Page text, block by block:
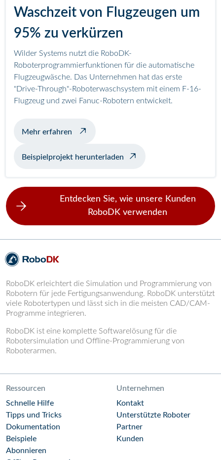
Waschzeit von Flugzeugen um
95% zu verkürzen
Wilder Systems nutzt die RoboDK-
Roboterprogrammierfunktionen für die automatische
Flugzeugwäsche. Das Unternehmen hat das erste
"Drive-Through"-Roboterwaschsystem mit einem F-16-
Flugzeug und zwei Fanuc-Robotern entwickelt.
Mehr erfahren über das automatische Waschen von
Beispielprojekt herunterladen
Entdecken Sie, wie unsere Kunden
RoboDK verwenden
RoboDK erleichtert die Simulation und Programmierung von
Robotern für jede Fertigungsanwendung. RoboDK unterstützt
viele Robotertypen und lässt sich in die meisten CAD/CAM-
Programme integrieren.
RoboDK ist eine komplette Softwarelösung für die
Robotersimulation und Offline-Programmierung von
Roboterarmen.
Ressourcen
Schnelle Hilfe
Tipps und Tricks
Dokumentation
Beispiele
Abonnieren
Unternehmen
Kontakt
Unterstützte Roboter
Partner
Kunden